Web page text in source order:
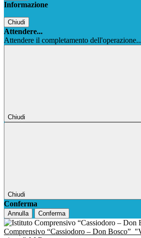
Informazione
Chiudi
Attendere...
Attendere il completamento dell'operazione...
Chiudi
Chiudi
Conferma
Annulla Conferma
Comprensivo “Cassiodoro – Don Bosco”